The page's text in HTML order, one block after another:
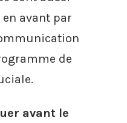
avant par
de
avant le